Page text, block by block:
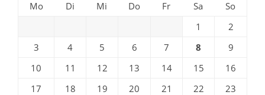
Mo
Di Mi Do Fr Sa
So
1
2
3
4 5 6 7 8
9
10
11 12 13 14 15
16
17
18 19 20 21 22
23